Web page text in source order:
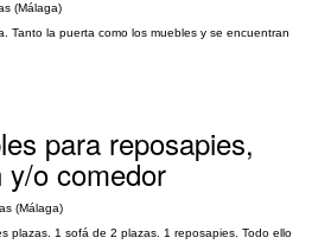
(Málaga)
Tanto la puerta como los muebles y se encuentran
para reposapies,
y/o comedor
(Málaga)
plazas. 1 sofá de 2 plazas. 1 reposapies. Todo ello